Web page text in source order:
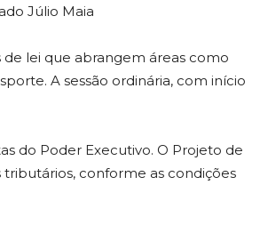
Júlio Maia
lei que abrangem áreas como
A sessão ordinária, com início
do Poder Executivo. O Projeto de
conforme as condições